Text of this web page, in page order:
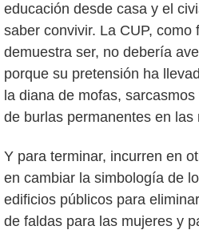
educación desde casa y el
saber convivir. La CUP,
demuestra ser, no debería
porque su pretensión ha
la diana de mofas,
de burlas permanentes en las
Y para terminar, incurren en
en cambiar la simbología de
edificios públicos para
de faldas para las mujeres y